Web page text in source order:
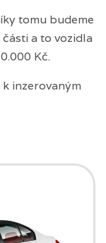
tomu budeme
a to vozidla
Kč.
inzerovaným